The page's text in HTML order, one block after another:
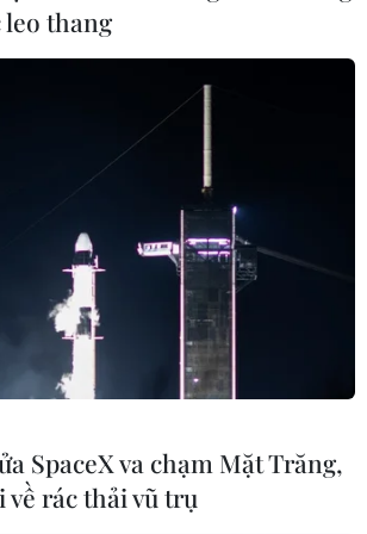
nghị Ngoại giao lần
mô hình phát
Xem thêm
leo thang
SpaceX va chạm Mặt Trăng,
về rác thải vũ trụ